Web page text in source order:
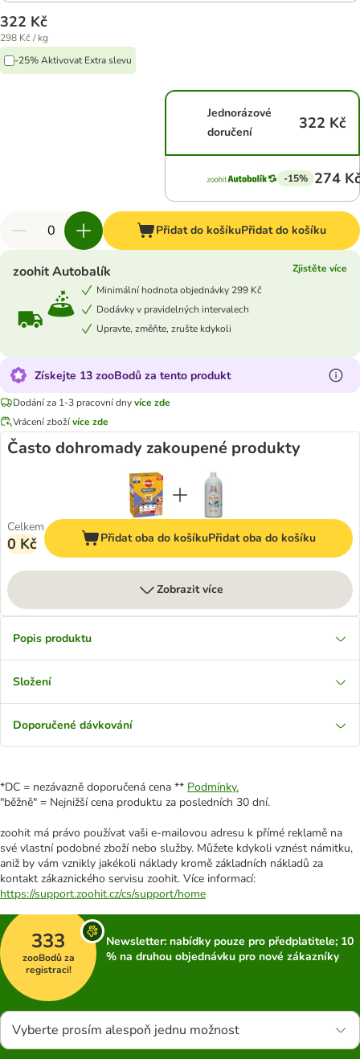
322 Kč
298 Kč / kg
-25% Aktivovat Extra slevu
Jednorázové
doručení
322 Kč
-15% 274
Přidat do košíkuPřidat do košíku
zoohit Autobalík
Zjistěte více
Minimální hodnota objednávky 299 Kč
Dodávky v pravidelných intervalech
Upravte, změňte, zrušte kdykoli
Získejte 13 zooBodů za tento produkt
Dodání za 1-3 pracovní dnyvíce zde
Vrácení zbožívíce zde
Často dohromady zakoupené produkty
Celkem
0 Kč Přidat oba do košíkuPřidat oba do košíku
Zobrazit více
Popis produktu
Složení
Doporučené dávkování
*DC = nezávazně doporučená cena ** Podmínky.
"běžně" = Nejnižší cena produktu za posledních 30 dní.
zoohit má právo používat vaši e-mailovou adresu k přímé reklamě na
své vlastní podobné zboží nebo služby. Můžete kdykoli vznést námitku,
aniž by vám vznikly jakékoli náklady kromě základních nákladů za
kontakt zákaznického servisu zoohit. Více informací:
https://support.zoohit.cz/cs/support/home
333
zooBodů za
registraci!
Newsletter: nabídky pouze pro předplatitele; 10
% na druhou objednávku pro nové zákazníky
Vyberte prosím alespoň jednu možnost